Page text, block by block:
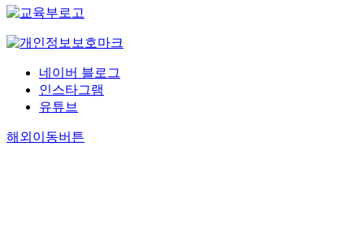
네이버 블로그
인스타그램
유튜브
해외이동버튼